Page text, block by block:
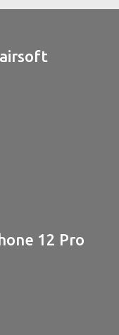
12 Pro